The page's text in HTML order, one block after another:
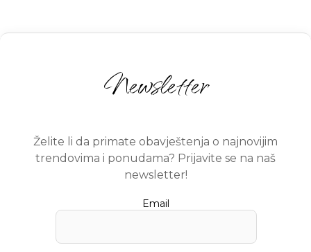
Newsletter
Želite li da primate obavještenja o najnovijim
trendovima i ponudama? Prijavite se na naš
newsletter!
Email